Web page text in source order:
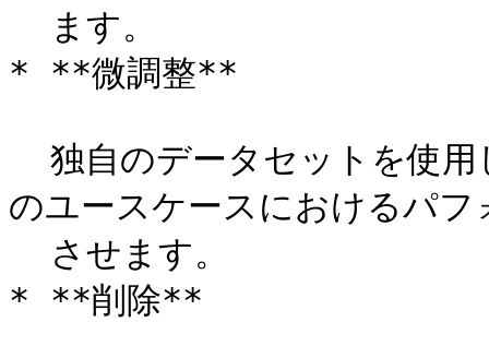
* **微調整**
のユースケースにおけるパフ
* **削除**